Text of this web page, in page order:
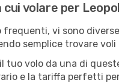
volare per
frequenti, vi sono
semplice trovare
tuo volo da una di
e la tariffa perfetti